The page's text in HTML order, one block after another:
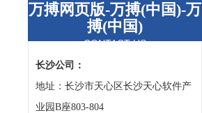
万搏网页版-万搏(中国)-万
搏(中国)
CONTACT US
长沙公司：
地址：长沙市天心区长沙天心软件产
业园B座803-804